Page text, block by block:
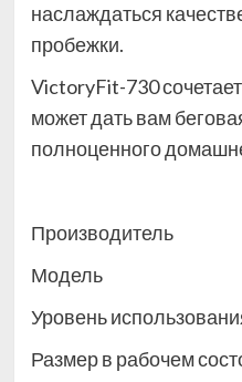
наслаждаться
пробежки.
VictoryFit-730
может дать вам
полноценного
Производитель
Модель
Уровень
Размер в рабочем